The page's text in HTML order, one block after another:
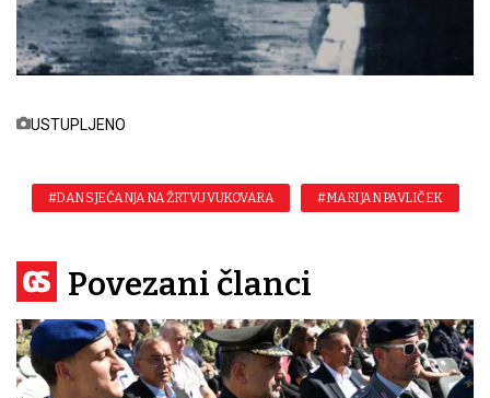
USTUPLJENO
#DAN SJEĆANJA NA ŽRTVU VUKOVARA #MARIJAN PAVLIČEK
Povezani članci